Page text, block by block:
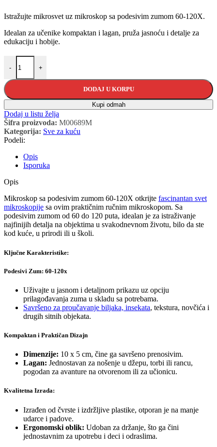
Istražujte mikrosvet uz mikroskop sa podesivim zumom 60-120X.
Idealan za učenike kompaktan i lagan, pruža jasnoću i detalje za
edukaciju i hobije.
-
Mikroskop sa podesivim zumom 60-120X količina
+
DODAJ U KORPU
Kupi odmah
Dodaj u listu želja
Šifra proizvoda: M00689M
Kategorija: Sve za kuću
Podeli:
Opis
Isporuka
Opis
Mikroskop sa podesivim zumom 60-120X otkrijte fascinantan svet
mikroskopije sa ovim praktičnim ručnim mikroskopom. Sa
podesivim zumom od 60 do 120 puta, idealan je za istraživanje
najfinijih detalja na objektima u svakodnevnom životu, bilo da ste
kod kuće, u prirodi ili u školi.
Ključne Karakteristike:
Podesivi Zum: 60-120x
Uživajte u jasnom i detaljnom prikazu uz opciju
prilagođavanja zuma u skladu sa potrebama.
Savršeno za proučavanje biljaka, insekata, tekstura, novčića i
drugih sitnih objekata.
Kompaktan i Praktičan Dizajn
Dimenzije: 10 x 5 cm, čine ga savršeno prenosivim.
Lagan: Jednostavan za nošenje u džepu, torbi ili rancu,
pogodan za avanture na otvorenom ili za učionicu.
Kvalitetna Izrada:
Izrađen od čvrste i izdržljive plastike, otporan je na manje
udarce i padove.
Ergonomski oblik: Udoban za držanje, što ga čini
jednostavnim za upotrebu i deci i odraslima.